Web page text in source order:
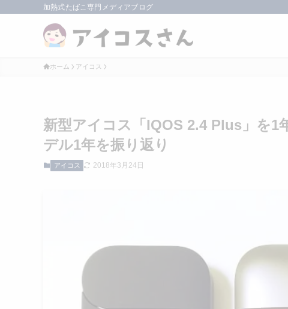
加熱式たばこ専門メディアブログ
ホーム アイコス
新型アイコス「IQOS 2.4 Plus」を1
デル1年を振り返り
アイコス 2018年3月24日